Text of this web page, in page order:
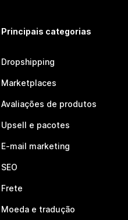
Principais categorias
Dropshipping
Marketplaces
Avaliações de produtos
Upsell e pacotes
E-mail marketing
SEO
Frete
Moeda e tradução